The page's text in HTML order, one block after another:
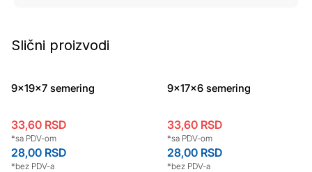
Slični proizvodi
9x19x7 semering
33,60 RSD
*sa PDV-om
28,00 RSD
*bez PDV-a
9x17x6 semering
33,60 RSD
*sa PDV-om
28,00 RSD
*bez PDV-a